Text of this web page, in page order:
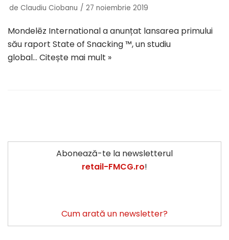
de Claudiu Ciobanu 27 noiembrie 2019
Mondelēz International a anunțat lansarea primului
său raport State of Snacking ™, un studiu
global… Citește mai mult »
Abonează-te la newsletterul
retail-FMCG.ro!
Cum arată un newsletter?